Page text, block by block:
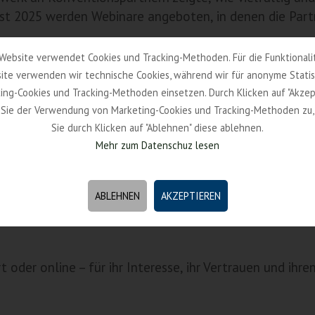
2025 werden Webinare angeboten, in denen die
Privatzimmervermieter:innen – von der
erhöhen, das Berufsbild schützen. Der
ein.
sehr positiv aufgenommen. Besonders gefragt: der
sind praxisnah, flexibel buchbar und werden als
Fragen gestellt und neue Ideen diskutiert – der
oder online – für ihr Interesse, ihr Vertrauen und
verwendet Cookies und Tracking-Methoden. Für die
verwenden wir technische Cookies, während wir für anonyme
Cookies und Tracking-Methoden einsetzen. Durch Klicken auf
der Verwendung von Marketing-Cookies und Tracking-Methoden
Sie durch Klicken auf "Ablehnen" diese ablehnen.
Mehr zum Datenschuz lesen
ABLEHNEN AKZEPTIEREN